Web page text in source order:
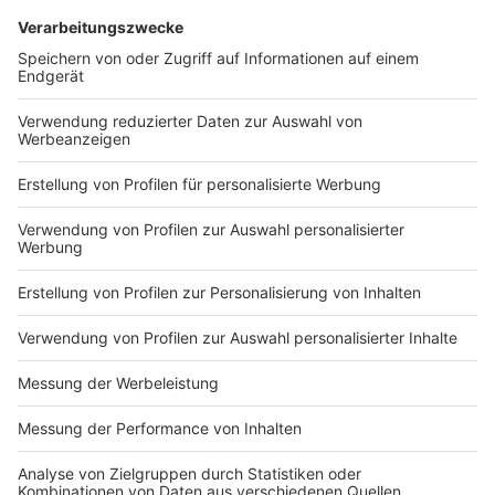
Damit es weniger Müll gibt, sollen sogenannte digitale
Sharing Schränke zum Tauschen, Leihen und
Verschenken vom Gebrauchsgegenständen einladen.
Das geht vom Waffeleisen bis zum Akkuschrauber.
Anzeige
Fördergeld vom Bund
Die Stadt hat für das Modellprojekt "Abfallfreie
Million Euro kommen aus dem "Modellprojekt Smart
City" des Bundes. Das ganze Projekt wird auch